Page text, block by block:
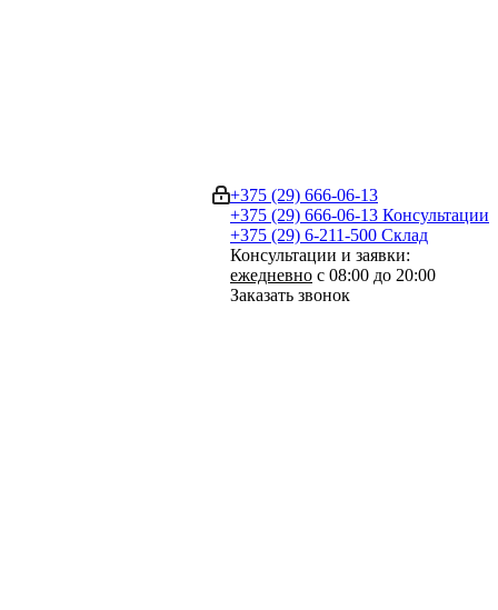
+375 (29) 666-06-13
+375 (29) 666-06-13 Консультации
+375 (29) 6-211-500 Склад
Консультации и заявки:
ежедневно с 08:00 до 20:00
Заказать звонок